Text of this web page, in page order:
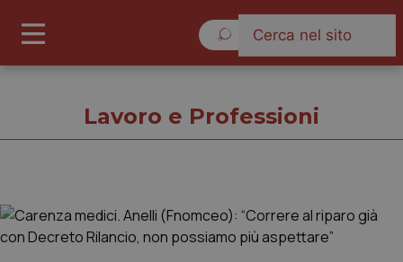
Lavoro e Professioni